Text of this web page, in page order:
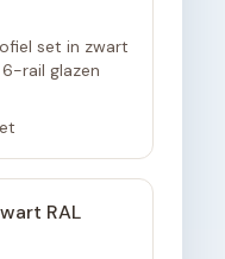
set in zwart
rail glazen
RAL